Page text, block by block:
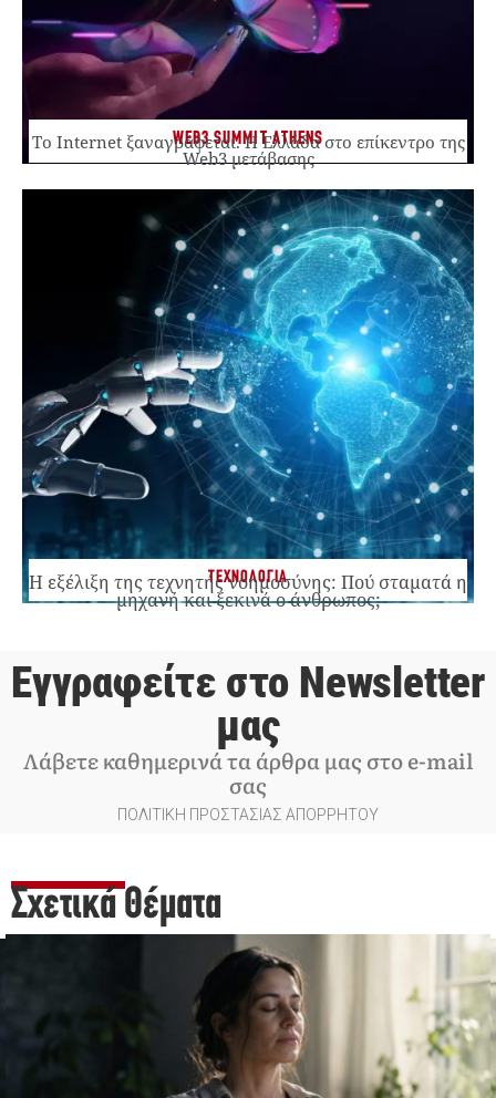
WEB3 SUMMIT ATHENS
Το Internet ξαναγράφεται. Η Ελλάδα στο επίκεντρο της
Web3 μετάβασης
ΤΕΧΝΟΛΟΓΙΑ
Η εξέλιξη της τεχνητής νοημοσύνης: Πού σταματά η
μηχανή και ξεκινά ο άνθρωπος;
Εγγραφείτε στο Newsletter
μας
Λάβετε καθημερινά τα άρθρα μας στο e-mail
σας
ΠΟΛΙΤΙΚΗ ΠΡΟΣΤΑΣΙΑΣ ΑΠΟΡΡΗΤΟΥ
Σχετικά Θέματα